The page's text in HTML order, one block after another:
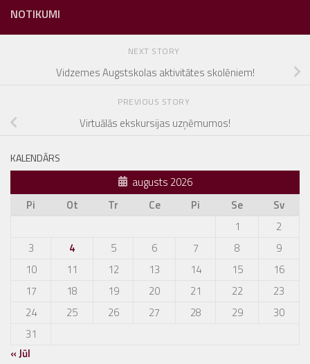
NOTIKUMI
NEXT STORY
Vidzemes Augstskolas aktivitātes skolēniem!
PREVIOUS STORY
Virtuālās ekskursijas uzņēmumos!
KALENDĀRS
augusts 2026
Pi
Ot Tr Ce Pi Se
Sv
1
2
3
4 5 6 7 8
9
10
11 12 13 14 15
16
17
18 19 20 21 22
23
24
25 26 27 28 29
30
31
« Jūl